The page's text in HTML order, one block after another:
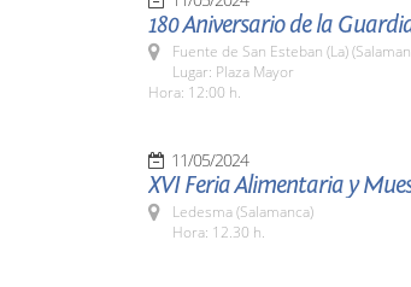
180 Aniversario de la
Fuente de San Esteban (La)
Lugar: Plaza Mayor
Hora: 12:00 h.
11/05/2024
XVI Feria Alimentaria y
Ledesma (Salamanca)
Hora: 12.30 h.